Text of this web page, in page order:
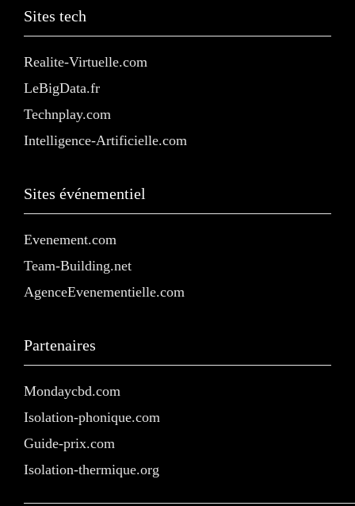
Sites tech
Realite-Virtuelle.com
LeBigData.fr
Technplay.com
Intelligence-Artificielle.com
Sites événementiel
Evenement.com
Team-Building.net
AgenceEvenementielle.com
Partenaires
Mondaycbd.com
Isolation-phonique.com
Guide-prix.com
Isolation-thermique.org